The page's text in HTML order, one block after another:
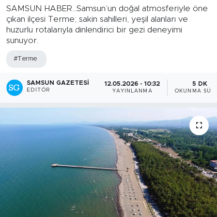
SAMSUN HABER...Samsun’un doğal atmosferiyle öne
çıkan ilçesi Terme; sakin sahilleri, yeşil alanları ve
huzurlu rotalarıyla dinlendirici bir gezi deneyimi
sunuyor.
#Terme
SAMSUN GAZETESI
EDITÖR
12.05.2026 - 10:32
YAYINLANMA
5 DK
OKUNMA
Süper Lig Puan Durumu ve Fikstür